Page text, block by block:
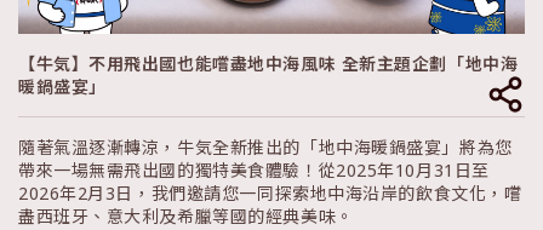
【牛気】不用飛出國也能嚐盡地中海風味 全新主題企劃「地中海
暖鍋盛宴」
隨著氣溫逐漸轉涼，牛気全新推出的「地中海暖鍋盛宴」將為您
帶來一場無需飛出國的獨特美食體驗！從2025年10月31日至
2026年2月3日，我們邀請您一同探索地中海沿岸的飲食文化，嚐
盡西班牙、意大利及希臘等國的經典美味。